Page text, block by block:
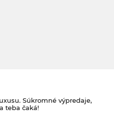
Súkromné výpredaje,
teba čaká!